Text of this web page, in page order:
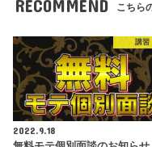
RECOMMEND こちら
講習
2022.9.18